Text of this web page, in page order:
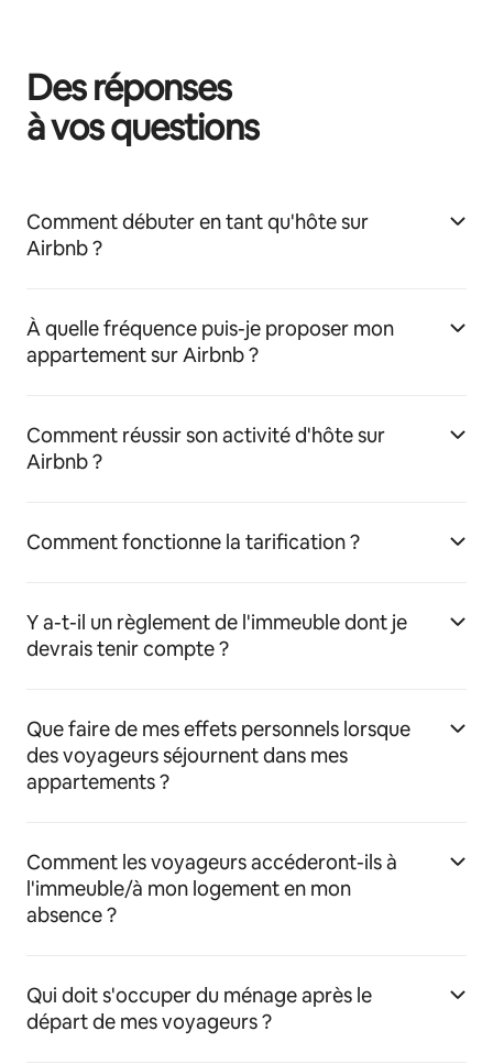
Des réponses
à vos questions
Comment débuter en tant qu'hôte sur
Airbnb ?
À quelle fréquence puis-je proposer mon
appartement sur Airbnb ?
Comment réussir son activité d'hôte sur
Airbnb ?
Comment fonctionne la tarification ?
Y a-t-il un règlement de l'immeuble dont je
devrais tenir compte ?
Que faire de mes effets personnels lorsque
des voyageurs séjournent dans mes
appartements ?
Comment les voyageurs accéderont-ils à
l'immeuble/à mon logement en mon
absence ?
Qui doit s'occuper du ménage après le
départ de mes voyageurs ?